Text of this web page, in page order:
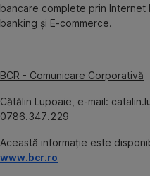
bancare complete prin
banking și E-commerce.
BCR - Comunicare Corporativă
Cătălin Lupoaie, e-mail:
0786.347.229
Această informaţie este
www.bcr.ro